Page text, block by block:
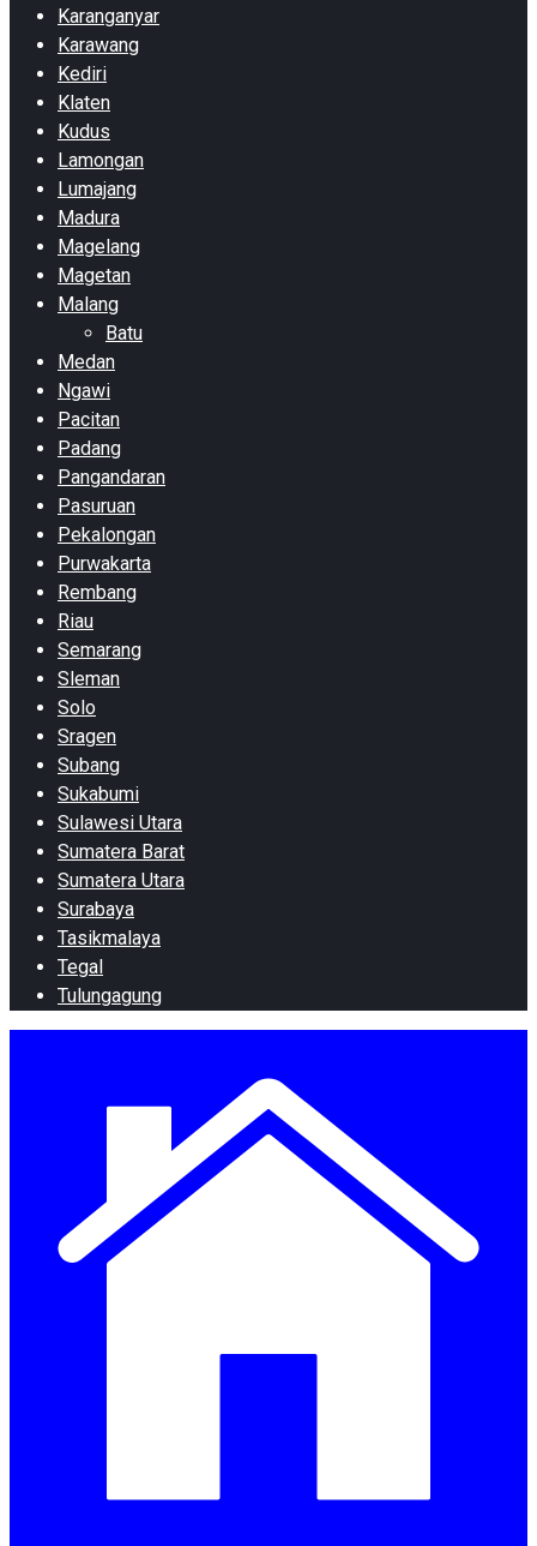
Karanganyar
Karawang
Kediri
Klaten
Kudus
Lamongan
Lumajang
Madura
Magelang
Magetan
Malang
Batu
Medan
Ngawi
Pacitan
Padang
Pangandaran
Pasuruan
Pekalongan
Purwakarta
Rembang
Riau
Semarang
Sleman
Solo
Sragen
Subang
Sukabumi
Sulawesi Utara
Sumatera Barat
Sumatera Utara
Surabaya
Tasikmalaya
Tegal
Tulungagung